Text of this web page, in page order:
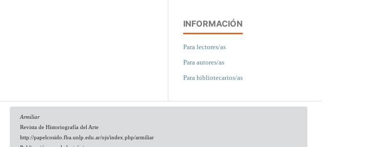
INFORMACIÓN
Para lectores/as
Para autores/as
Para bibliotecarios/as
Armiliar
Revista de Historiografía del Arte
http://papelcosido.fba.unlp.edu.ar/ojs/index.php/armiliar